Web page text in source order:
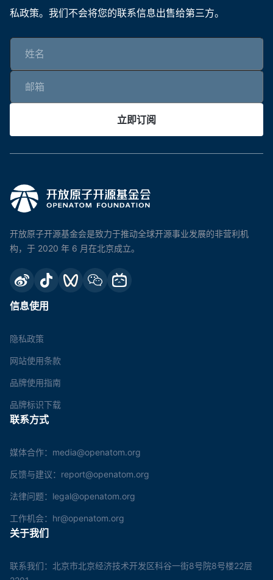
私政策。我们不会将您的联系信息出售给第三方。
立即订阅
开放原子开源基金会是致力于推动全球开源事业发展的非营利机
构，于 2020 年 6 月在北京成立。
信息使用
隐私政策
网站使用条款
品牌使用指南
品牌标识下载
联系方式
媒体合作：media@openatom.org
反馈与建议：report@openatom.org
法律问题：legal@openatom.org
工作机会：hr@openatom.org
关于我们
联系我们：北京市北京经济技术开发区科谷一街8号院8号楼22层